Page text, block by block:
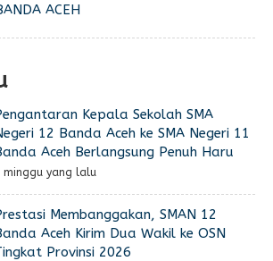
ACEH
Kepala Sekolah SMA
12 Banda Aceh ke SMA Negeri 11
Aceh Berlangsung Penuh Haru
minggu yang lalu
Membanggakan, SMAN 12
Aceh Kirim Dua Wakil ke OSN
Provinsi 2026